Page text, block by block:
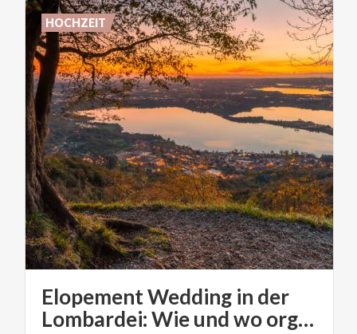
Elopement Wedding in der
Lombardei: Wie und wo organisiert man so etwas?
HOCHZEIT